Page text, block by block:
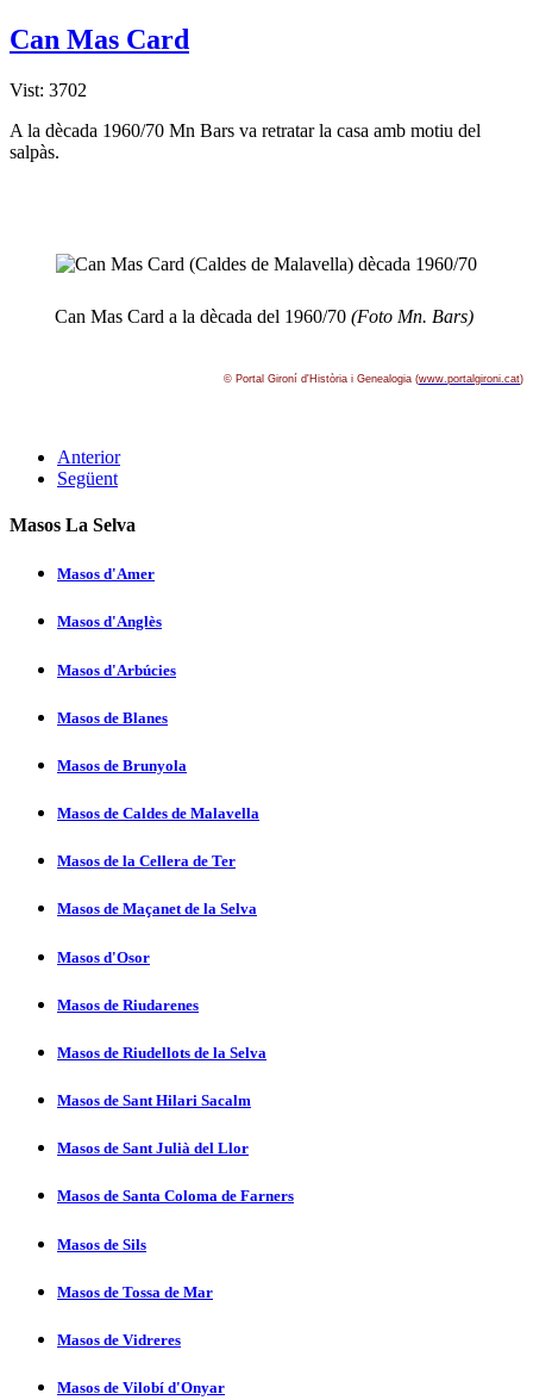
Can Mas Card
Vist: 3702
A la dècada 1960/70 Mn Bars va retratar la casa amb motiu del
salpàs.
Can Mas Card a la dècada del 1960/70 (Foto Mn. Bars)
© Portal Gironí­ d'Història i Genealogia (www.portalgironi.cat)
Anterior
Següent
Masos La Selva
Masos d'Amer
Masos d'Anglès
Masos d'Arbúcies
Masos de Blanes
Masos de Brunyola
Masos de Caldes de Malavella
Masos de la Cellera de Ter
Masos de Maçanet de la Selva
Masos d'Osor
Masos de Riudarenes
Masos de Riudellots de la Selva
Masos de Sant Hilari Sacalm
Masos de Sant Julià del Llor
Masos de Santa Coloma de Farners
Masos de Sils
Masos de Tossa de Mar
Masos de Vidreres
Masos de Vilobí d'Onyar